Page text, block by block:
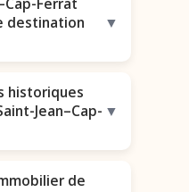
destination
▼
historiques
Jean–Cap- ▼
de